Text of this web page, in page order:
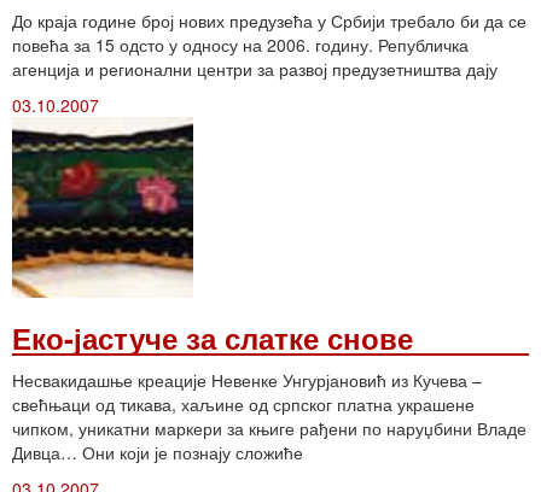
До краја године број нових предузећа у Србији требало би да се
повећа за 15 одсто у односу на 2006. годину. Републичка
агенција и регионални центри за развој предузетништва дају
03.10.2007
Еко-јастуче за слатке снове
Несвакидашње креације Невенке Унгурјановић из Кучева –
свећњаци од тикава, хаљине од српског платна украшене
чипком, уникатни маркери за књиге рађени по наруџбини Владе
Дивца… Они који је познају сложиће